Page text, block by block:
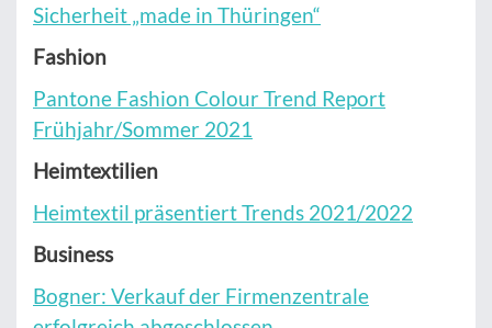
Sicherheit „made in Thüringen“
Fashion
Pantone Fashion Colour Trend Report
Frühjahr/Sommer 2021
Heimtextilien
Heimtextil präsentiert Trends 2021/2022
Business
Bogner: Verkauf der Firmenzentrale